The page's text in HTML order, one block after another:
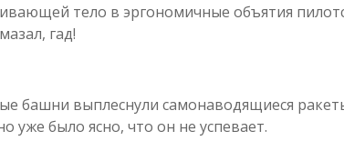
тело в эргономичные объятия
гад!
башни выплеснули самонаводящиеся
уже было ясно, что он не успевает.